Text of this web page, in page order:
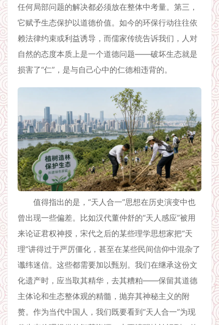
任何局部问题的解决都必须放在整体中考量。第三，
它赋予生态保护以道德价值。如今的环保行动往往依
赖法律约束或利益诱导，而儒家传统告诉我们，人对
自然的态度本质上是一个道德问题——破坏生态就是
损害了“仁”，是与自己心中的仁德相违背的。
值得指出的是，“天人合一”思想在历史演变中也
曾出现一些偏差。比如汉代董仲舒的“天人感应”被用
来论证君权神授，宋代之后的某些理学思想家把“天
理”讲得过于严厉僵化，甚至在某些民间信仰中混杂了
谶纬迷信。这些都需要加以甄别。我们在继承这份文
化遗产时，应当取其精华，去其糟粕——保留其道德
主体论和生态整体观的精髓，抛弃其神秘主义的附
赘。作为当代中国人，我们既要看到“天人合一”为现